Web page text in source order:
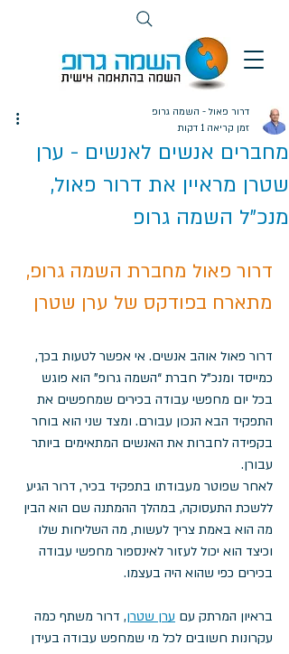
מחברים אנשים לאנשים - ערן
שטרן מראיין את דרור פאול,
מנכ"ל השמה גרופ
דרור פאול - השמה גרופ
זמן קריאה 1 דקות
דרור פאול מחברת השמה גרופ,
מתארח בפודקס של ערן שטרן
דרור פאול אוהב אנשים. אי אפשר לטעות בכך,
כמייסד ומנכ”ל חברת “השמה גרופ” הוא פוגש
בכל יום מחפשי עבודה בכירים שמחפשים את
התפקיד הבא הנכון עבורם. ומצד שני הוא בוחר
בקפידה לחברות את האנשים המתאימים ביותר
עבורן.
לאחר שפוטר מעבודתו בתפקיד בכיר, דרור הגיע
ללשכת התעסוקה, במהלך ההמתנה שם הוא הבין
מה הוא באמת צריך לעשות, מה השליחות שלו
וכיצד הוא יכול לעזור לאינספור מחפשי עבודה
בכירים כפי שהוא היה בעצמו.
בראיון המרתק עם ערן שטרן, דרור משתף כמה
עקרונות חשובים לכל מי שמחפש עבודה בעידן